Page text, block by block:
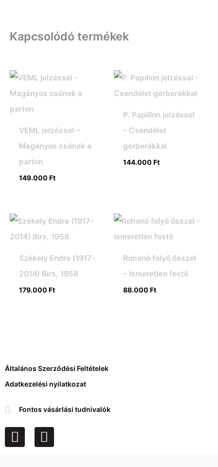
Kapcsolódó termékek
VEML jelzéssel –
Magányos csónak a
parton
149.000 Ft
P. Papillon jelzéssel
– Csendélet
gerberákkal
144.000 Ft
Székely Endre (1917-
2014) Birs, 1958
179.000 Ft
Rohanó folyó ősszel
– Ismeretlen festő
88.000 Ft
Általános Szerződési Feltételek
Adatkezelési nyilatkozat
Fontos vásárlási tudnivalók
F
a
I
n